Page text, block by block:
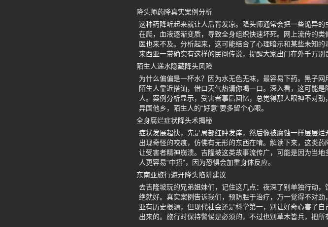
降头师药降真实案例分析
这种药降听起来就让人后背发凉。降头师通常会把一些诡异
在爬，血液逐渐变质，导致全身组织快速坏死。网上流传的
医也来不及。分析起来，这可能结合了心理暗示和某些未知
来西亚一带确实有这样的民间传说，提醒大家出门在外千万别
陌生人递水隐藏降头风险
为什么偏偏是一杯水？因为水无色无味，最容易下药。黑子
陌生人靠近搭讪，借口天气热请你喝一口。深入看，这可能
人。案例分析显示，受害者事后回忆，总觉得那人眼神不对
异国他乡，陌生人的“好意”要多留个心眼。
全身腐烂症状降头术揭秘
症状发展超快，先是局部红肿发痒，然后像被腐蚀一样层层
出现奇怪的咬痕，仿佛有无形的东西在啃。解读下来，这类药
让受害者精神崩溃。吉隆坡这类故事流传广，可能是因为当
人更容易“中招”，因为恐惧会加重身体反应。
东南亚旅行避开降头陷阱建议
去吉隆坡玩的兄弟姐妹们，记住这几点：夜深了别单独行动
绝就好。真实案例告诉我们，预防胜于治疗，万一觉得不对
亚有历史根源，但现代社会还是科学第一，别让好奇心害了
出来的。旅行时保持警惕是必须的，不过也别草木皆兵，把所